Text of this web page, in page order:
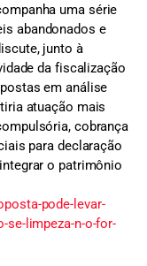
uma série
abandonados e
junto à
da fiscalização
em análise
atuação mais
cobrança
para declaração
o patrimônio
pode-levar-
se-limpeza-n-o-for-